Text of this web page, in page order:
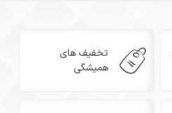
تخفیف های
همیشگی